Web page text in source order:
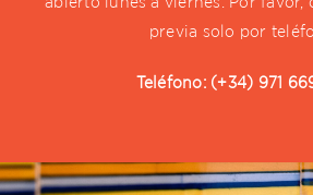
Autoprueba ATM
previa solo por
Teléfono: (+34) 971